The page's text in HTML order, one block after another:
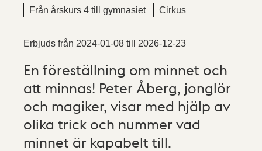
Från årskurs 4 till gymnasiet
Cirkus
Erbjuds från 2024-01-08 till 2026-12-23
En föreställning om minnet och
att minnas! Peter Åberg, jonglör
och magiker, visar med hjälp av
olika trick och nummer vad
minnet är kapabelt till.